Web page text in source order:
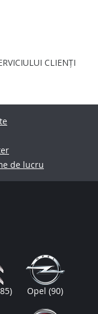
CLIENȚI
de lucru
Opel(90)